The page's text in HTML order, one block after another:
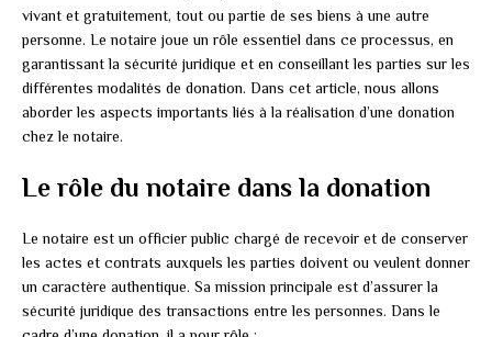
vivant et gratuitement, tout ou partie de ses biens à une autre
personne. Le notaire joue un rôle essentiel dans ce processus, en
garantissant la sécurité juridique et en conseillant les parties sur les
différentes modalités de donation. Dans cet article, nous allons
aborder les aspects importants liés à la réalisation d’une donation
chez le notaire.
Le rôle du notaire dans la donation
Le notaire est un officier public chargé de recevoir et de conserver
les actes et contrats auxquels les parties doivent ou veulent donner
un caractère authentique. Sa mission principale est d’assurer la
sécurité juridique des transactions entre les personnes. Dans le